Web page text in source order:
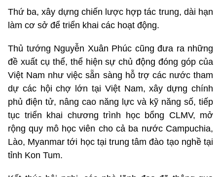
Thứ ba, xây dựng chiến lược hợp tác trung, dài hạn
làm cơ sở để triển khai các hoạt động.
Thủ tướng Nguyễn Xuân Phúc cũng đưa ra những
đề xuất cụ thể, thể hiện sự chủ động đóng góp của
Việt Nam như việc sẵn sàng hỗ trợ các nước tham
dự các hội chợ lớn tại Việt Nam, xây dựng chính
phủ điện tử, nâng cao năng lực và kỹ năng số, tiếp
tục triển khai chương trình học bổng CLMV, mở
rộng quy mô học viên cho cả ba nước Campuchia,
Lào, Myanmar tới học tại trung tâm đào tạo nghề tại
tỉnh Kon Tum.